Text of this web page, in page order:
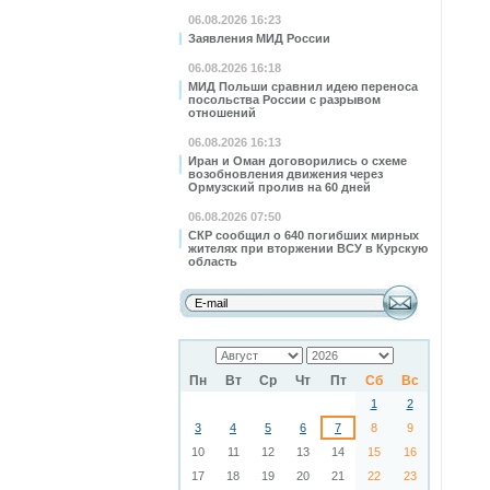
06.08.2026 16:23
Заявления МИД России
06.08.2026 16:18
МИД Польши сравнил идею переноса
посольства России с разрывом
отношений
06.08.2026 16:13
Иран и Оман договорились о схеме
возобновления движения через
Ормузский пролив на 60 дней
06.08.2026 07:50
СКР сообщил о 640 погибших мирных
жителях при вторжении ВСУ в Курскую
область
Пн Вт Ср Чт Пт Сб Вс
1
2
3
4 5 6 7 8
9
10
11 12 13 14 15
16
17
18 19 20 21 22
23